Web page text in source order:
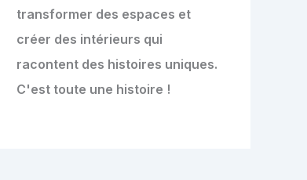
transformer des espaces et
créer des intérieurs qui
racontent des histoires uniques.
C'est toute une histoire !